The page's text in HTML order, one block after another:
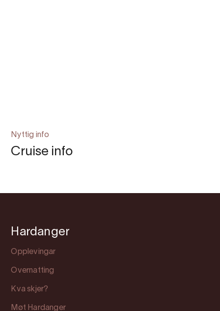
Nyttig info
Cruise info
Hardanger
Opplevingar
Overnatting
Kva skjer?
Møt Hardanger